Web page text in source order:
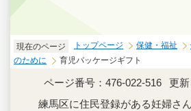
現在のページ トップページ 保健・福祉
のために
育児パッケージギフト
ページ番号：476-022-516
更
練馬区に住民登録がある妊婦さ